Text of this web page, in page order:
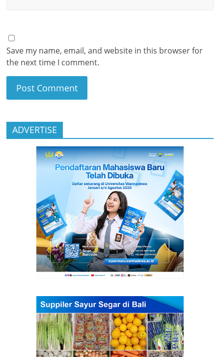
Save my name, email, and website in this browser for
the next time I comment.
ADVERTISE